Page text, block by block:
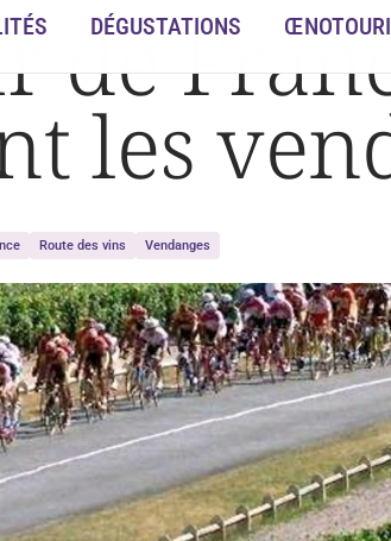
DÉGUSTATIONS
de
les
Route des vins Vendanges